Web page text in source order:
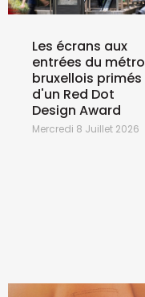
Les écrans aux
entrées du métro
bruxellois primés
d'un Red Dot
Design Award
Mercredi 8 Juillet 2026